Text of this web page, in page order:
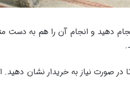
انجام دهید و انجام آن را هم به
در صورت نیاز به خریدار نشان